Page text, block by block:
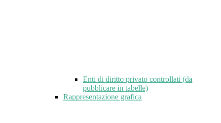
Enti di diritto privato controllati (da
pubblicare in tabelle)
Rappresentazione grafica